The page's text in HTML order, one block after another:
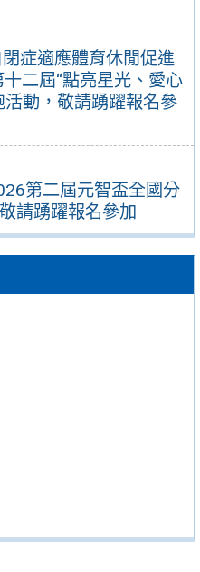
症適應體育休閒促進
二屆“點亮星光、愛心
動，敬請踴躍報名參
第二屆元智盃全國分
請踴躍報名參加